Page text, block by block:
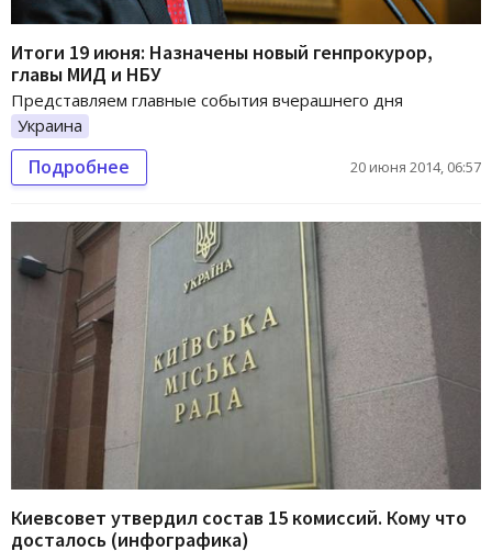
Итоги 19 июня: Назначены новый генпрокурор,
главы МИД и НБУ
Представляем главные события вчерашнего дня
Украина
Подробнее 20 июня 2014, 06:57
Киевсовет утвердил состав 15 комиссий. Кому что
досталось (инфографика)